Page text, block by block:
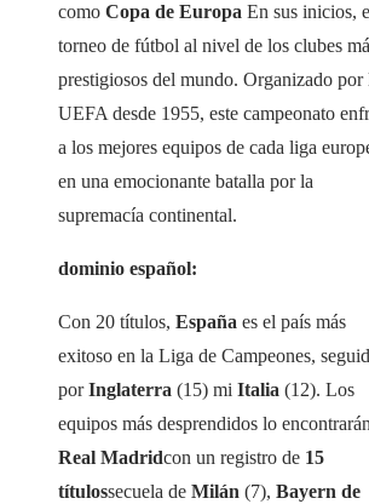
como Copa de Europa En sus inicios,
torneo de fútbol al nivel de los clubes
prestigiosos del mundo. Organizado por
UEFA desde 1955, este campeonato
a los mejores equipos de cada liga
en una emocionante batalla por la
supremacía continental.
dominio español:
Con 20 títulos, España es el país más
exitoso en la Liga de Campeones,
porInglaterra (15) mi Italia (12). Los
equipos más desprendidos lo
Real Madridcon un registro de 15
títulossecuela de Milán (7), Bayern de